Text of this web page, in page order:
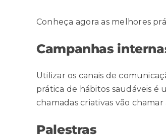
Conheça agora as melhores
Campanhas
Utilizar os canais de
prática de hábitos saudáveis é
chamadas criativas vão
Palestras